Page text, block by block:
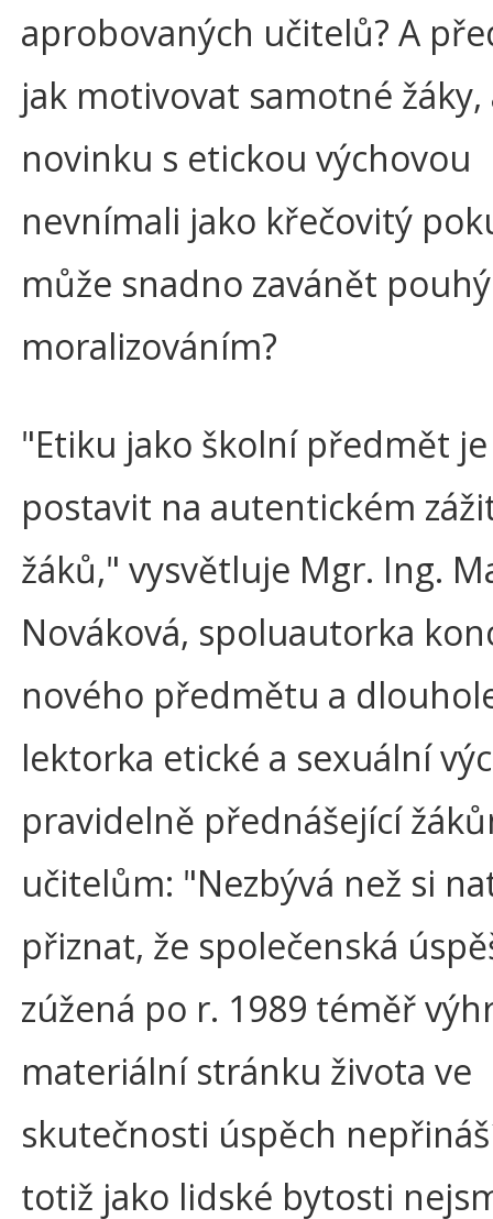
aprobovaných učitelů? A
jak motivovat samotné žáky,
novinku s etickou výchovou
nevnímali jako křečovitý
může snadno zavánět
moralizováním?
"Etiku jako školní předmět
postavit na autentickém
žáků," vysvětluje Mgr. Ing.
Nováková, spoluautorka
nového předmětu a
lektorka etické a sexuální
pravidelně přednášející
učitelům: "Nezbývá než si
přiznat, že společenská
zúžená po r. 1989 téměř
materiální stránku života ve
skutečnosti úspěch
totiž jako lidské bytosti